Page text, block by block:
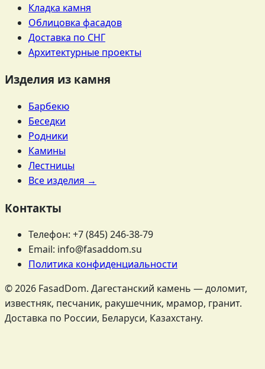
Кладка камня
Облицовка фасадов
Доставка по СНГ
Архитектурные проекты
Изделия из камня
Барбекю
Беседки
Родники
Камины
Лестницы
Все изделия →
Контакты
Телефон: +7 (845) 246-38-79
Email: info@fasaddom.su
Политика конфиденциальности
© 2026 FasadDom. Дагестанский камень — доломит,
известняк, песчаник, ракушечник, мрамор, гранит.
Доставка по России, Беларуси, Казахстану.